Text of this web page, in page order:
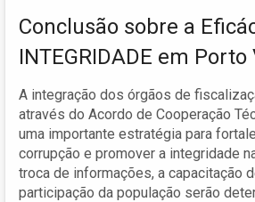
Conclusão sobre a
INTEGRIDADE em Porto
A integração dos órgãos de
através do Acordo de Cooperação
uma importante estratégia para
corrupção e promover a integridade
troca de informações, a capacitação
participação da população serão